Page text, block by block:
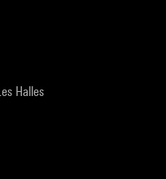
Halles